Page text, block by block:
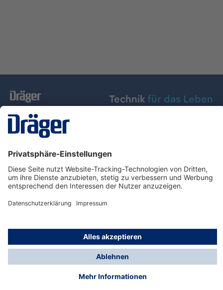
Technik für das Leben
Dräger Austria GmbH
Über Dräger
Informationen
© Dräger Austria GmbH, 2024
* Alle Preise exkl. gesetzl. Mehrwertsteuer zzgl.
nicht anders angegeben.